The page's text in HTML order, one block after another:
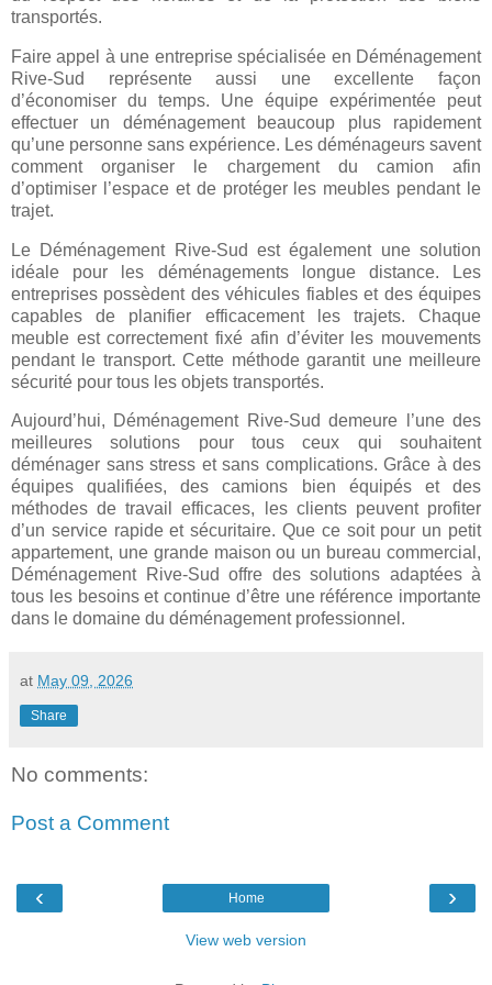
transportés.
Faire appel à une entreprise spécialisée en Déménagement
Rive-Sud représente aussi une excellente façon
d’économiser du temps. Une équipe expérimentée peut
effectuer un déménagement beaucoup plus rapidement
qu’une personne sans expérience. Les déménageurs savent
comment organiser le chargement du camion afin
d’optimiser l’espace et de protéger les meubles pendant le
trajet.
Le Déménagement Rive-Sud est également une solution
idéale pour les déménagements longue distance. Les
entreprises possèdent des véhicules fiables et des équipes
capables de planifier efficacement les trajets. Chaque
meuble est correctement fixé afin d’éviter les mouvements
pendant le transport. Cette méthode garantit une meilleure
sécurité pour tous les objets transportés.
Aujourd’hui, Déménagement Rive-Sud demeure l’une des
meilleures solutions pour tous ceux qui souhaitent
déménager sans stress et sans complications. Grâce à des
équipes qualifiées, des camions bien équipés et des
méthodes de travail efficaces, les clients peuvent profiter
d’un service rapide et sécuritaire. Que ce soit pour un petit
appartement, une grande maison ou un bureau commercial,
Déménagement Rive-Sud offre des solutions adaptées à
tous les besoins et continue d’être une référence importante
dans le domaine du déménagement professionnel.
at May 09, 2026
Share
No comments:
Post a Comment
‹ ›
Home
View web version